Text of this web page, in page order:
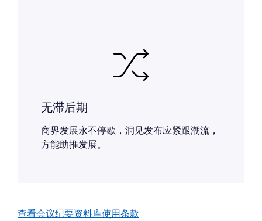
无滞后期
商界发展永不停歇，洞见发布应紧跟潮流，
方能助推发展。
查看会议纪要资料库使用条款